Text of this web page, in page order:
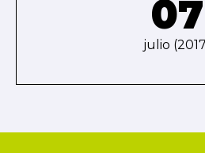
07
julio